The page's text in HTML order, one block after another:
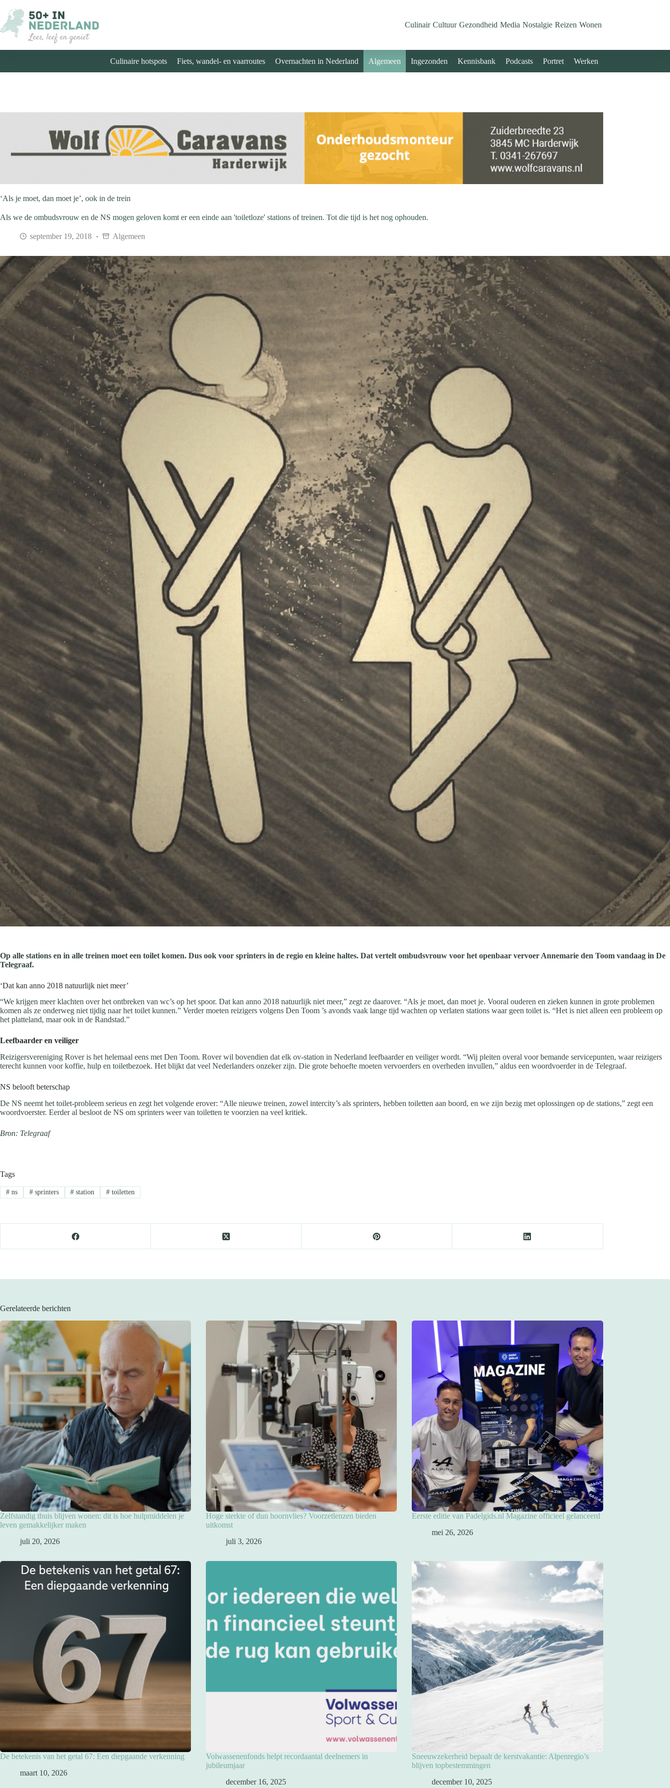
naar
de
inhoud
Culinair Cultuur Gezondheid Media Nostalgie Reizen Wonen
Culinaire hotspots Fiets, wandel- en vaarroutes Overnachten in Nederland Algemeen Ingezonden Kennisbank Podcasts Portret Werken
‘Als je moet, dan moet je’, ook in de trein
Als we de ombudsvrouw en de NS mogen geloven komt er een einde aan 'toiletloze' stations of treinen. Tot die tijd is het nog ophouden.
september 19, 2018 Algemeen
Op alle stations en in alle treinen moet een toilet komen. Dus ook voor sprinters in de regio en kleine haltes. Dat vertelt ombudsvrouw voor het openbaar vervoer Annemarie den Toom vandaag in De
Telegraaf.
‘Dat kan anno 2018 natuurlijk niet meer’
“We krijgen meer klachten over het ontbreken van wc’s op het spoor. Dat kan anno 2018 natuurlijk niet meer,” zegt ze daarover. “Als je moet, dan moet je. Vooral ouderen en zieken kunnen in grote problemen
komen als ze onderweg niet tijdig naar het toilet kunnen.” Verder moeten reizigers volgens Den Toom ’s avonds vaak lange tijd wachten op verlaten stations waar geen toilet is. “Het is niet alleen een probleem op
het platteland, maar ook in de Randstad.”
Leefbaarder en veiliger
Reizigersvereniging Rover is het helemaal eens met Den Toom. Rover wil bovendien dat elk ov-station in Nederland leefbaarder en veiliger wordt. “Wij pleiten overal voor bemande servicepunten, waar reizigers
terecht kunnen voor koffie, hulp en toiletbezoek. Het blijkt dat veel Nederlanders onzeker zijn. Die grote behoefte moeten vervoerders en overheden invullen,” aldus een woordvoerder in de Telegraaf.
NS belooft beterschap
De NS neemt het toilet-probleem serieus en zegt het volgende erover: “Alle nieuwe treinen, zowel intercity’s als sprinters, hebben toiletten aan boord, en we zijn bezig met oplossingen op de stations,” zegt een
woordvoerster. Eerder al besloot de NS om sprinters weer van toiletten te voorzien na veel kritiek.
Bron: Telegraaf
Tags
#ns #sprinters # station # toiletten
Gerelateerde berichten
Zelfstandig thuis blijven wonen: dit is hoe hulpmiddelen je
leven gemakkelijker maken
juli 20, 2026
Hoge sterkte of dun hoornvlies? Voorzetlenzen bieden
uitkomst
juli 3, 2026
Eerste editie van Padelgids.nl Magazine officieel gelanceerd
mei 26, 2026
De betekenis van het getal 67: Een diepgaande verkenning
maart 10, 2026
Volwassenenfonds helpt recordaantal deelnemers in
jubileumjaar
december 16, 2025
Sneeuwzekerheid bepaalt de kerstvakantie: Alpenregio’s
blijven topbestemmingen
december 10, 2025